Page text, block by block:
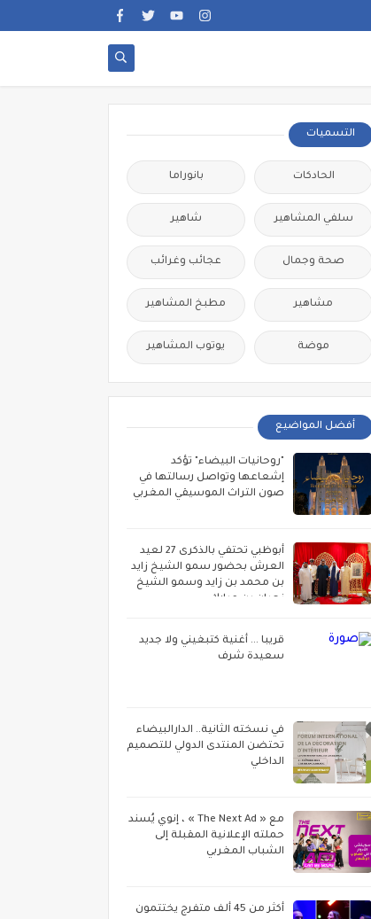
التسميات
الحادكات بانوراما
سلفي المشاهير شاهير
صحة وجمال عجائب وغرائب
مشاهير مطبخ المشاهير
موضة يوتوب المشاهير
أفضل المواضيع
"روحانيات البيضاء" تؤكد
إشعاعها وتواصل رسالتها في
صون التراث الموسيقي المغربي
أبوظبي تحتفي بالذكرى 27 لعيد
العرش بحضور سمو الشيخ زايد
بن محمد بن زايد وسمو الشيخ
نهيان بن مبارك
قريبا ... أغنية كتبغيني ولا جديد
سعيدة شرف
في نسخته الثانية.. الدارالبيضاء
تحتضن المنتدى الدولي للتصميم
الداخلي
مع « The Next Ad » ، إنوي يُسند
حملته الإعلانية المقبلة إلى
الشباب المغربي
أكثر من 45 ألف متفرج يختتمون